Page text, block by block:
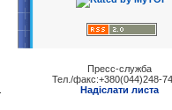
Пресс-служба
Тел./факс:+380(044)248-
Надіслати листа